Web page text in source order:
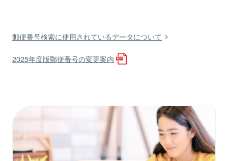
郵便番号検索に使用されているデータについて
2025年度版郵便番号の変更案内